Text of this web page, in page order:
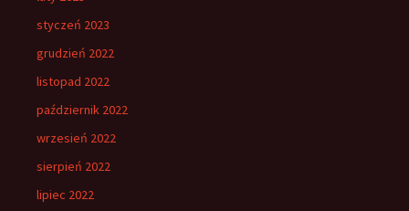
styczeń 2023
grudzień 2022
listopad 2022
październik 2022
wrzesień 2022
sierpień 2022
lipiec 2022